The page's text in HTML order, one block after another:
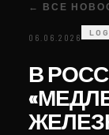
← ВСЕ
06.06.2026
В